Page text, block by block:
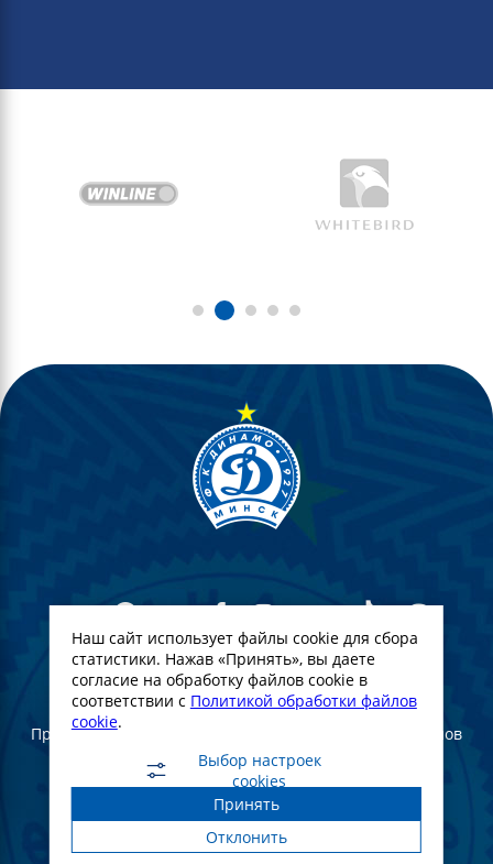
© Футбольный Клуб Динамо-Минск. 2022
При полном или частичном использовании материалов
ссылка на официальный сайт ФК Динамо Минск
обязательна
Создание и продвижение сайта -
WebGroup.PRO
Наш сайт использует файлы cookie для сбора
статистики. Нажав «Принять», вы даете
согласие на обработку файлов cookie в
соответствии с Политикой обработки файлов
cookie.
Выбор настроек
cookies
Принять
Отклонить